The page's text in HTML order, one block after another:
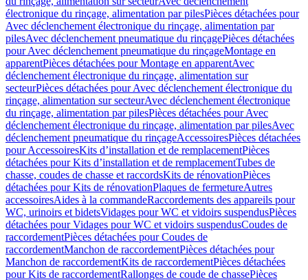
électronique du rinçage, alimentation par pilesPièces détachées pour
Avec déclenchement électronique du rinçage, alimentation par
pilesAvec déclenchement pneumatique du rinçagePièces détachées
pour Avec déclenchement pneumatique du rinçageMontage en
apparentPièces détachées pour Montage en apparentAvec
déclenchement électronique du rinçage, alimentation sur
secteurPièces détachées pour Avec déclenchement électronique du
rinçage, alimentation sur secteurAvec déclenchement électronique
du rinçage, alimentation par pilesPièces détachées pour Avec
déclenchement électronique du rinçage, alimentation par pilesAvec
déclenchement pneumatique du rinçageAccessoiresPièces détachées
pour AccessoiresKits d’installation et de remplacementPièces
détachées pour Kits d’installation et de remplacementTubes de
chasse, coudes de chasse et raccordsKits de rénovationPièces
détachées pour Kits de rénovationPlaques de fermetureAutres
accessoiresAides à la commandeRaccordements des appareils pour
WC, urinoirs et bidetsVidages pour WC et vidoirs suspendusPièces
détachées pour Vidages pour WC et vidoirs suspendusCoudes de
raccordementPièces détachées pour Coudes de
raccordementManchon de raccordementPièces détachées pour
Manchon de raccordementKits de raccordementPièces détachées
pour Kits de raccordementRallonges de coude de chassePièces